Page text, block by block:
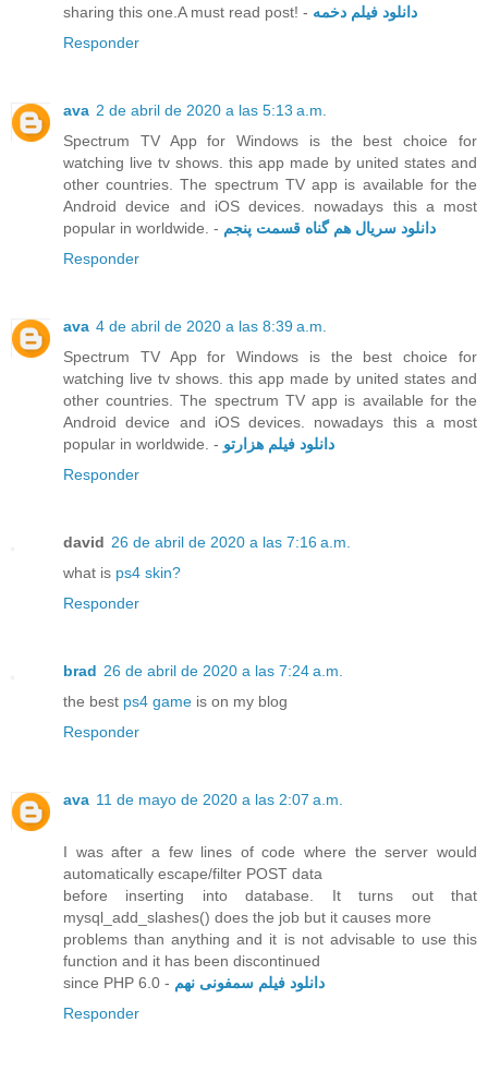
sharing this one.A must read post! - دانلود فیلم دخمه
Responder
ava 2 de abril de 2020 a las 5:13 a.m.
Spectrum TV App for Windows is the best choice for
watching live tv shows. this app made by united states and
other countries. The spectrum TV app is available for the
Android device and iOS devices. nowadays this a most
popular in worldwide. - دانلود سریال هم گناه قسمت پنجم
Responder
ava 4 de abril de 2020 a las 8:39 a.m.
Spectrum TV App for Windows is the best choice for
watching live tv shows. this app made by united states and
other countries. The spectrum TV app is available for the
Android device and iOS devices. nowadays this a most
popular in worldwide. - دانلود فیلم هزارتو
Responder
david 26 de abril de 2020 a las 7:16 a.m.
what is ps4 skin?
Responder
brad 26 de abril de 2020 a las 7:24 a.m.
the best ps4 game is on my blog
Responder
ava 11 de mayo de 2020 a las 2:07 a.m.
I was after a few lines of code where the server would
automatically escape/filter POST data
before inserting into database. It turns out that
mysql_add_slashes() does the job but it causes more
problems than anything and it is not advisable to use this
function and it has been discontinued
since PHP 6.0 - دانلود فیلم سمفونی نهم
Responder